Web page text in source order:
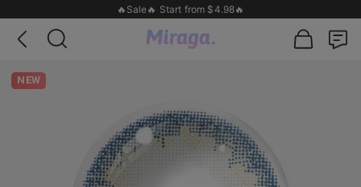
🔥Sale🔥 Start from $4.98🔥
NEW